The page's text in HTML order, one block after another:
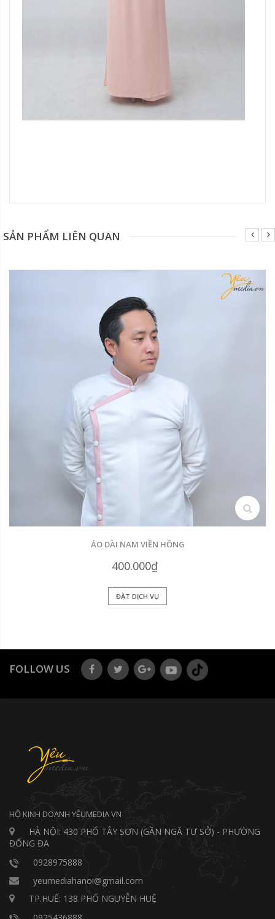
SẢN PHẨM LIÊN QUAN
search
ÁO DÀI NAM VIỀN HỒNG
400.000₫
ĐẶT DỊCH VỤ
FOLLOW US
HỘ KINH DOANH YÊUMEDIA VN
HÀ NỘI: 430 PHỐ TÂY SƠN (GẦN NGÃ TƯ SỞ) - PHƯỜNG
ĐỐNG ĐA
0928975888
yeumediahanoi@gmail.com
TP.HUẾ: 138 PHỐ NGUYỄN HUỆ